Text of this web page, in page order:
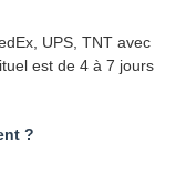
UPS, TNT avec
est de 4 à 7 jours
?